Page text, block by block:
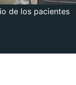
de los pacientes